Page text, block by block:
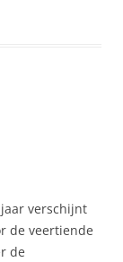
verschijnt
de veertiende
de